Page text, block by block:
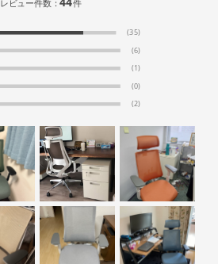
レビュー件数： 件
(35)
(6)
(1)
(0)
(2)